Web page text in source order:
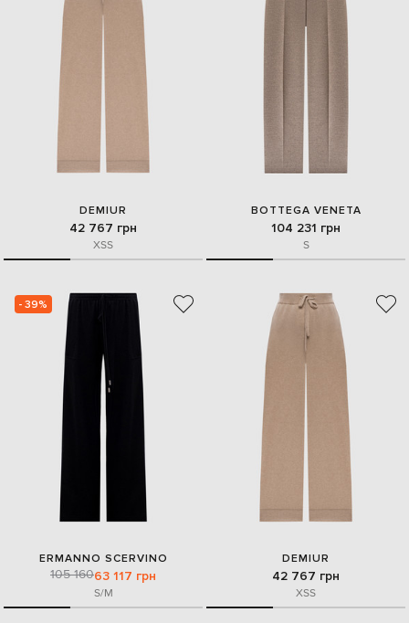
DEMIUR
42 767 грн
XSS
BOTTEGA VENETA
104 231 грн
S
- 39%
ERMANNO SCERVINO
105 16063 117 грн
S/M
DEMIUR
42 767 грн
XSS